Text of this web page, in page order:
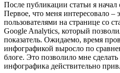
После публикации статьи я начал
Первое, что меня интересовало –
пользователями на странице со
Google Analytics, который
показатель. Ожидаемо, время
инфографикой выросло по
блоге. Это позволило мне
инфографика действительно